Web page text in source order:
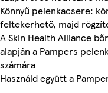
Könnyű pelenkacsere:
feltekerhető, majd
A Skin Health Alliance
alapján a Pampers
számára
Használd együtt a